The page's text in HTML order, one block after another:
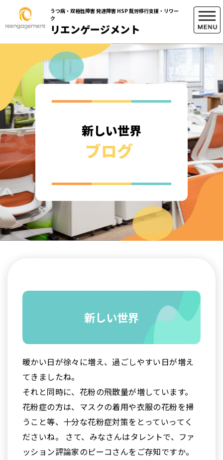
うつ病・双極性障害 発達障害 HSP 就労移行支援・リワー
ク
リエンゲージメント
新しい世界
ブログ
新しい世界
暖かい日が徐々に増え、過ごしやすい日が増え
てきましたね。
それと同時に、花粉の飛散量が増しています。
花粉症の方は、マスクの着用や衣服の花粉を掃
うこと等、十分な花粉症対策をとっていってく
ださいね。 さて、みなさんはタレントで、ファ
ッション評論家のピーコさんをご存知ですか。